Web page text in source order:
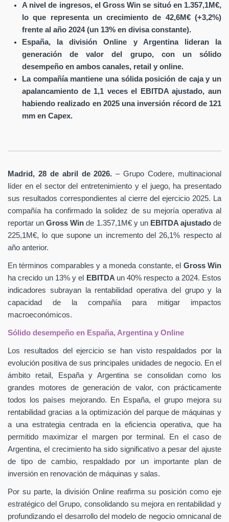
A nivel de ingresos, el Gross Win se situó en 1.357,1M€,
lo que representa un crecimiento de 42,6M€ (+3,2%)
frente al año 2024 (un 13% en divisa constante).
España, la división Online y Argentina lideran la
generación de valor del grupo, con un sólido
desempeño en ambos canales, retail y online.
La compañía mantiene una sólida posición de caja y un
apalancamiento de 1,1 veces el EBITDA ajustado, aun
habiendo realizado en 2025 una inversión récord de 121
mm en Capex.
Madrid, 28 de abril de 2026. – Grupo Codere, multinacional
líder en el sector del entretenimiento y el juego, ha presentado
sus resultados correspondientes al cierre del ejercicio 2025. La
compañía ha confirmado la solidez de su mejoría operativa al
reportar unGross Winde 1.357,1M€ y un EBITDA ajustadode
225,1M€, lo que supone un incremento del 26,1% respecto al
año anterior.
En términos comparables y a moneda constante, el Gross Win
ha crecido un 13% y el
EBITDA un 40% respecto a 2024. Estos
indicadores subrayan la rentabilidad operativa del grupo y la
capacidad de la compañía para mitigar impactos
macroeconómicos.
Sólido desempeño en España, Argentina y Online
Los resultados del ejercicio se han visto respaldados por la
evolución positiva de sus principales unidades de negocio. En el
ámbito retail, España y Argentina se consolidan como los
grandes motores de generación de valor, con prácticamente
todos los países mejorando. En España, el grupo mejora su
rentabilidad gracias a la optimización del parque de máquinas y
a una estrategia centrada en la eficiencia operativa, que ha
permitido maximizar el margen por terminal. En el caso de
Argentina, el crecimiento ha sido significativo a pesar del ajuste
de tipo de cambio, respaldado por un importante plan de
inversión en renovación de máquinas y salas.
Por su parte, la división Online reafirma su posición como eje
estratégico del Grupo, consolidando su mejora en rentabilidad y
profundizando el desarrollo del modelo de negocio omnicanal de